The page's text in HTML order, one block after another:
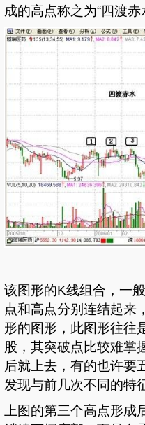
成的高点称之为“四渡赤
该图形的K线组合，一
点和高点分别连结起来
形的图形，此图形往往
股，其突破点比较难掌
后就上去，有的也许要
发现与前几次不同的特
上图的第三个高点形